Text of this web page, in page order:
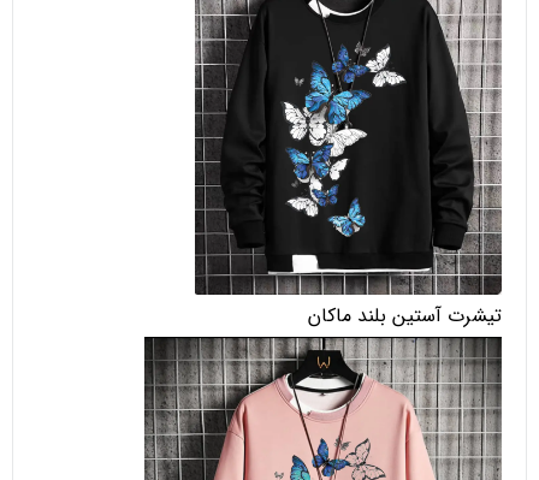
تیشرت آستین بلند ماکان